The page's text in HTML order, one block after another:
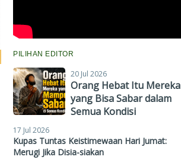
PILIHAN EDITOR
20 Jul 2026
Orang Hebat Itu Mereka
yang Bisa Sabar dalam
Semua Kondisi
17 Jul 2026
Kupas Tuntas Keistimewaan Hari Jumat:
Merugi Jika Disia-siakan